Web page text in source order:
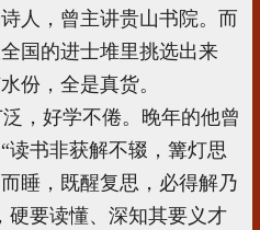
人，曾主讲贵山书院。而
国的进士堆里挑选出来
份，全是真货。
，好学不倦。晚年的他曾
读书非获解不辍，篝灯思
睡，既醒复思，必得解乃
硬要读懂、深知其要义才